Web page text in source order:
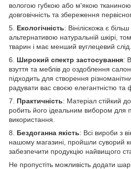
вологою губкою або м'якою
довговічність та збереження
5. Екологічність: Вініліскожа є
альтернативою натуральній шкірі,
тварин і має менший вуглецевий слід.
6. Широкий спектр застосування:
взуття та меблів до оздоблення
підходить для створення
радувати вас своєю елегантністю та
7. Практичність: Матеріал стійкий
робить його ідеальним вибором для
використання.
8. Бездоганна якість: Всі вироби з
нашому магазині, пройшли суворий
забезпечити продукцію найвищого
Не пропустіть можливість додати